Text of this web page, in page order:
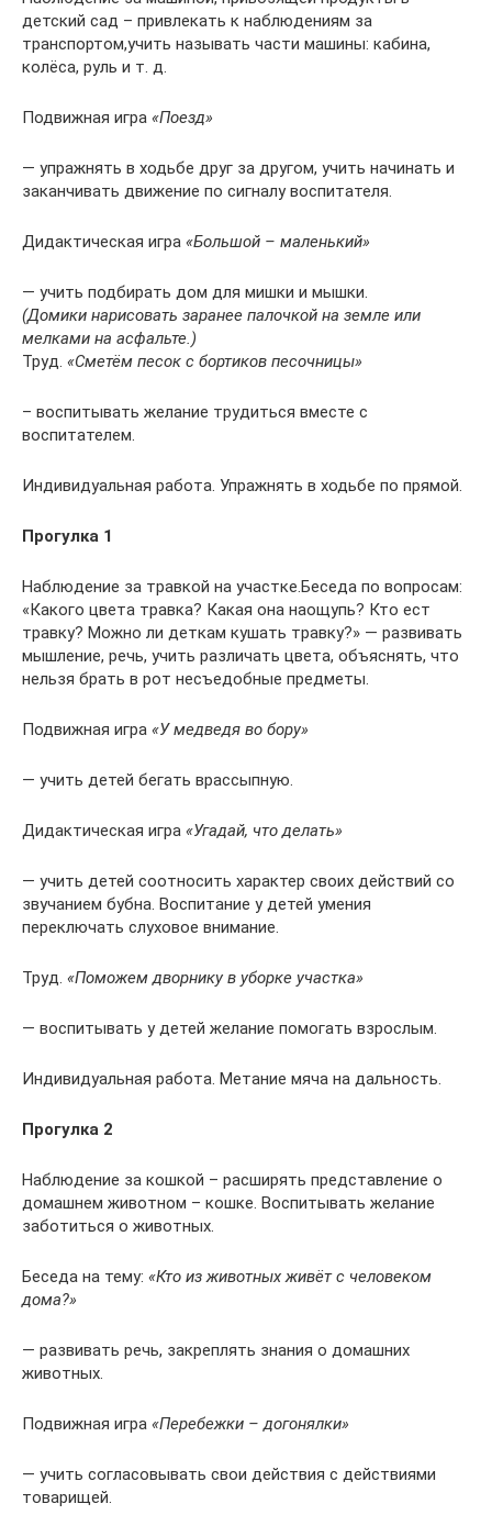
детский сад – привлекать к наблюдениям за
транспортом,учить называть части машины: кабина,
колёса, руль и т. д.
Подвижная игра «Поезд»
— упражнять в ходьбе друг за другом, учить начинать и
заканчивать движение по сигналу воспитателя.
Дидактическая игра «Большой – маленький»
— учить подбирать дом для мишки и мышки.
(Домики нарисовать заранее палочкой на земле или
мелками на асфальте.)
Труд. «Сметём песок с бортиков песочницы»
– воспитывать желание трудиться вместе с
воспитателем.
Индивидуальная работа. Упражнять в ходьбе по прямой.
Прогулка 1
Наблюдение за травкой на участке.Беседа по вопросам:
«Какого цвета травка? Какая она наощупь? Кто ест
травку? Можно ли деткам кушать травку?» — развивать
мышление, речь, учить различать цвета, объяснять, что
нельзя брать в рот несъедобные предметы.
Подвижная игра «У медведя во бору»
— учить детей бегать врассыпную.
Дидактическая игра «Угадай, что делать»
— учить детей соотносить характер своих действий со
звучанием бубна. Воспитание у детей умения
переключать слуховое внимание.
Труд. «Поможем дворнику в уборке участка»
— воспитывать у детей желание помогать взрослым.
Индивидуальная работа. Метание мяча на дальность.
Прогулка 2
Наблюдение за кошкой – расширять представление о
домашнем животном – кошке. Воспитывать желание
заботиться о животных.
Беседа на тему: «Кто из животных живёт с человеком
дома?»
— развивать речь, закреплять знания о домашних
животных.
Подвижная игра «Перебежки – догонялки»
— учить согласовывать свои действия с действиями
товарищей.